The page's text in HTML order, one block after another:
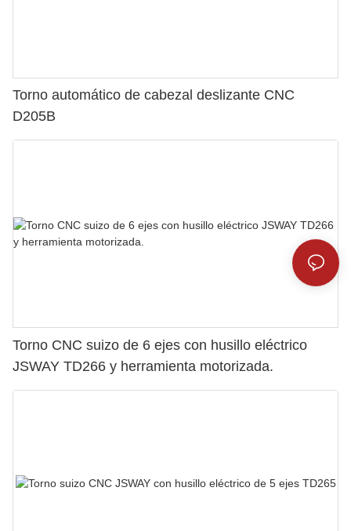
Torno automático de cabezal deslizante CNC
D205B
Torno CNC suizo de 6 ejes con husillo eléctrico
JSWAY TD266 y herramienta motorizada.